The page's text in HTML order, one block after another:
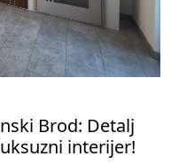
Brod: Detalj
interijer!